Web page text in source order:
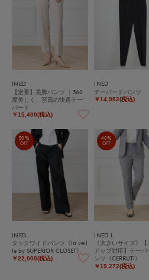
INED
【定番】美脚パンツ ｜360
度美しく、至高の快適テー
パード
￥15,400(税込)
INED
テーパードパンツ
￥14,982(税込)
50%
OFF
INED
タックワイドパンツ《la veil
le by SUPERIOR CLOSET》
￥22,000(税込)
40%
OFF
INED L
《大きいサイズ》【
アップ対応】テーパ
ンツ《CERRUTI》
￥19,272(税込)